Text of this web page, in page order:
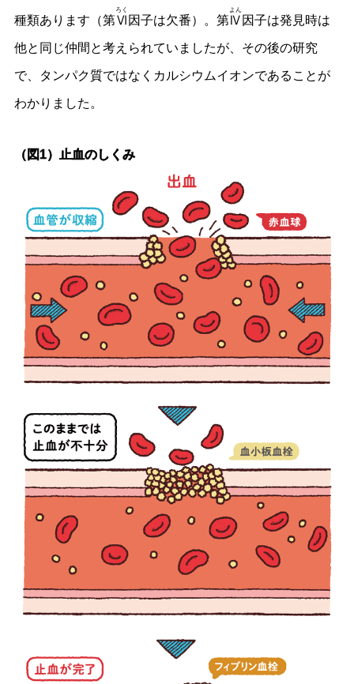
種類あります（第Ⅵ
ろく
因子は欠番）。第Ⅳ
よん
因子は発見時は
他と同じ仲間と考えられていましたが、その後の研究
で、タンパク質ではなくカルシウムイオンであることが
わかりました。
（図1）止血のしくみ